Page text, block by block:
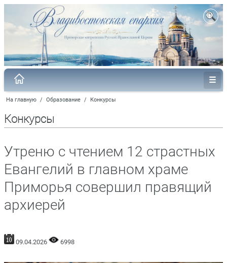
На главную / Образование / Конкурсы
Конкурсы
Утреню с чтением 12 страстных
Евангелий в главном храме
Приморья совершил правящий
архиерей
09.04.2026 6998